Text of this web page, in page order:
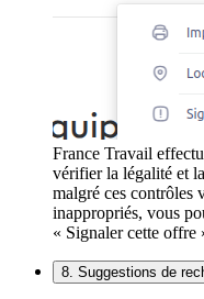
France Travail
vérifier la légalité et
malgré ces contrôles
inappropriés, vous
« Signaler cette offre
8. Suggestions de